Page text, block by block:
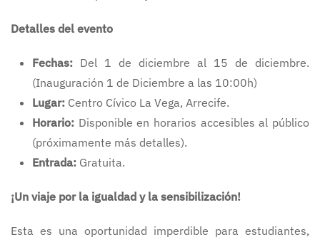
Detalles del evento
Fechas: Del 1 de diciembre al 15 de diciembre.
(Inauguración 1 de Diciembre a las 10:00h)
Lugar: Centro Cívico La Vega, Arrecife.
Horario: Disponible en horarios accesibles al público
(próximamente más detalles).
Entrada: Gratuita.
¡Un viaje por la igualdad y la sensibilización!
Esta es una oportunidad imperdible para estudiantes,